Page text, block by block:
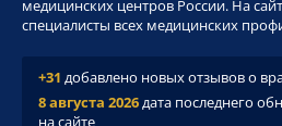
медицинских центров России. На
специалисты всех медицинских
+31 добавлено новых отзывов о
8 августа 2026дата последнего
на сайте